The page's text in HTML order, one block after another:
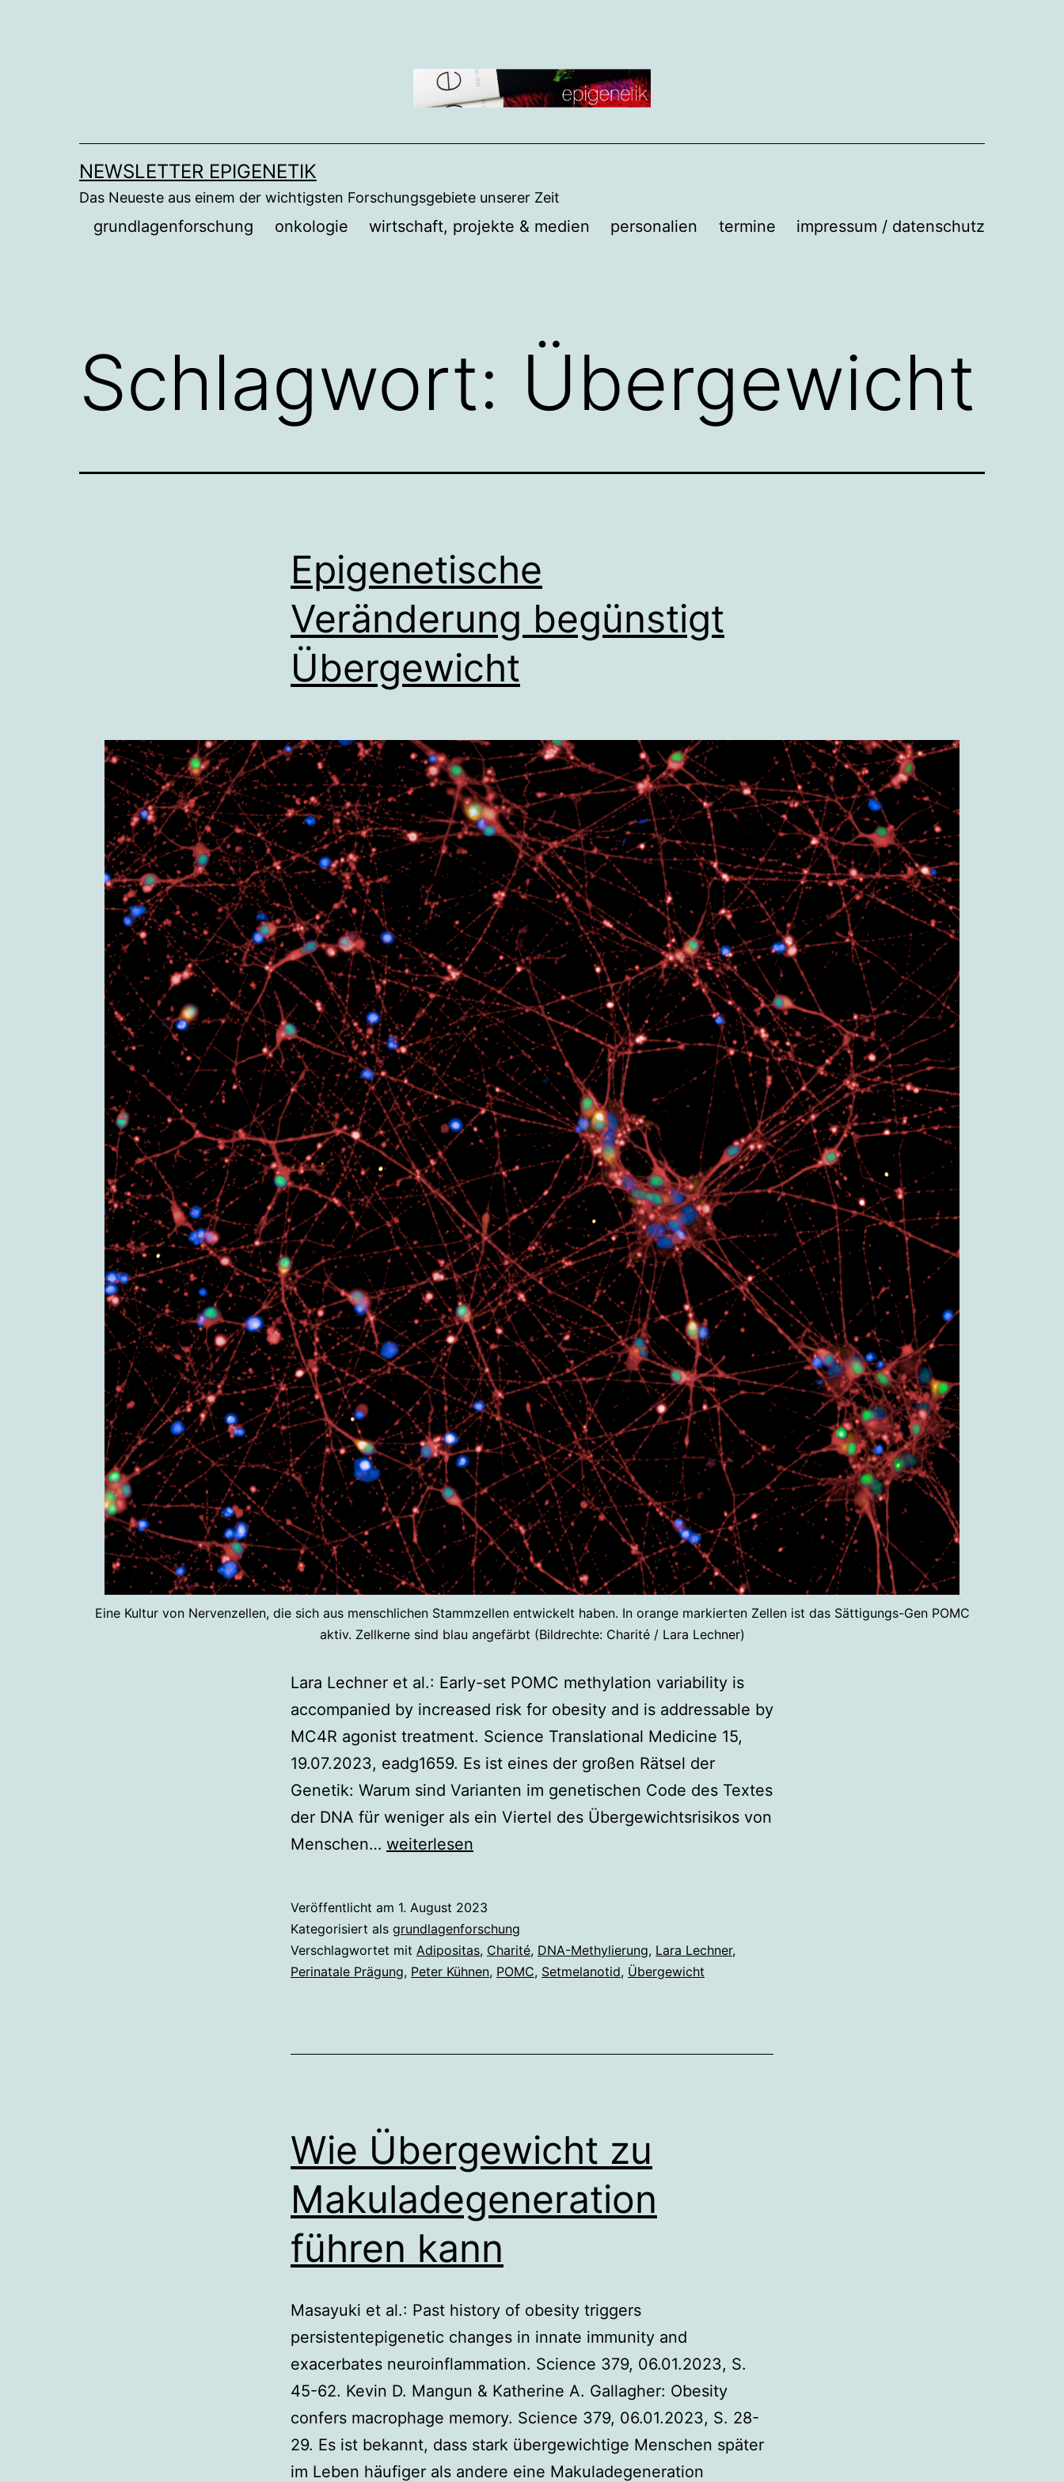
NEWSLETTER EPIGENETIK
Das Neueste aus einem der wichtigsten Forschungsgebiete unserer Zeit
grundlagenforschung onkologie wirtschaft, projekte & medien personalien termine impressum / datenschutz
Schlagwort: Übergewicht
Epigenetische
Veränderung begünstigt
Übergewicht
Eine Kultur von Nervenzellen, die sich aus menschlichen Stammzellen entwickelt haben. In orange markierten Zellen ist das Sättigungs-Gen POMC
aktiv. Zellkerne sind blau angefärbt (Bildrechte: Charité / Lara Lechner)
Lara Lechner et al.: Early-set POMC methylation variability is
accompanied by increased risk for obesity and is addressable by
MC4R agonist treatment. Science Translational Medicine 15,
19.07.2023, eadg1659. Es ist eines der großen Rätsel der
Genetik: Warum sind Varianten im genetischen Code des Textes
der DNA für weniger als ein Viertel des Übergewichtsrisikos von
Menschen… Epigenetische
Übergewicht
weiterlesen
Veröffentlicht am 1. August 2023
Kategorisiert als grundlagenforschung
Verschlagwortet mit Adipositas, Charité, DNA-Methylierung, Lara Lechner,
Perinatale Prägung, Peter Kühnen, POMC, Setmelanotid, Übergewicht
Wie Übergewicht zu
Makuladegeneration
führen kann
Masayuki et al.: Past history of obesity triggers
persistentepigenetic changes in innate immunity and
exacerbates neuroinflammation. Science 379, 06.01.2023, S.
45-62. Kevin D. Mangun & Katherine A. Gallagher: Obesity
confers macrophage memory. Science 379, 06.01.2023, S. 28-
29. Es ist bekannt, dass stark übergewichtige Menschen später
im Leben häufiger als andere eine Makuladegeneration